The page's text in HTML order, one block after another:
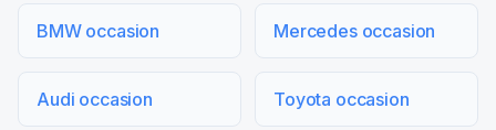
BMW occasion Mercedes occasion
Audi occasion Toyota occasion